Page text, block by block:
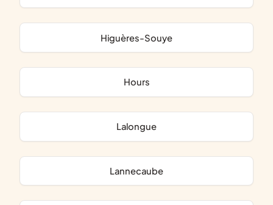
Higuères-Souye
Hours
Lalongue
Lannecaube